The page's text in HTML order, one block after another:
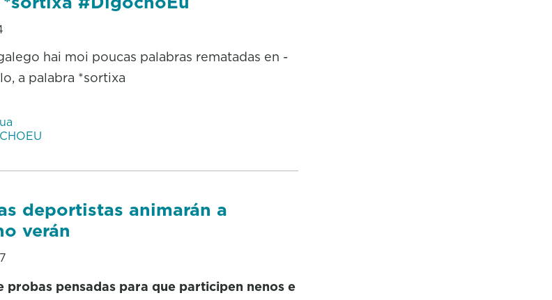
hai moi poucas palabras rematadas en -
a palabra *sortixa
deportistas animarán a
verán
probas pensadas para que participen nenos e